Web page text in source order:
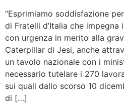
“Esprimiamo soddisfazione
di Fratelli d’Italia che
con urgenza in merito alla
Caterpillar di Jesi, anche
un tavolo nazionale con i
necessario tutelare i 270
sui quali dallo scorso 10
di […]